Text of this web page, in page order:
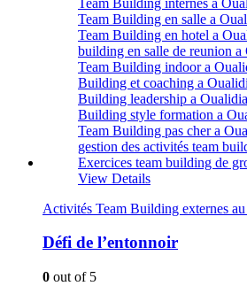
View Details
Activités Team Building externes
Défi de l’entonnoir
0 out of 5